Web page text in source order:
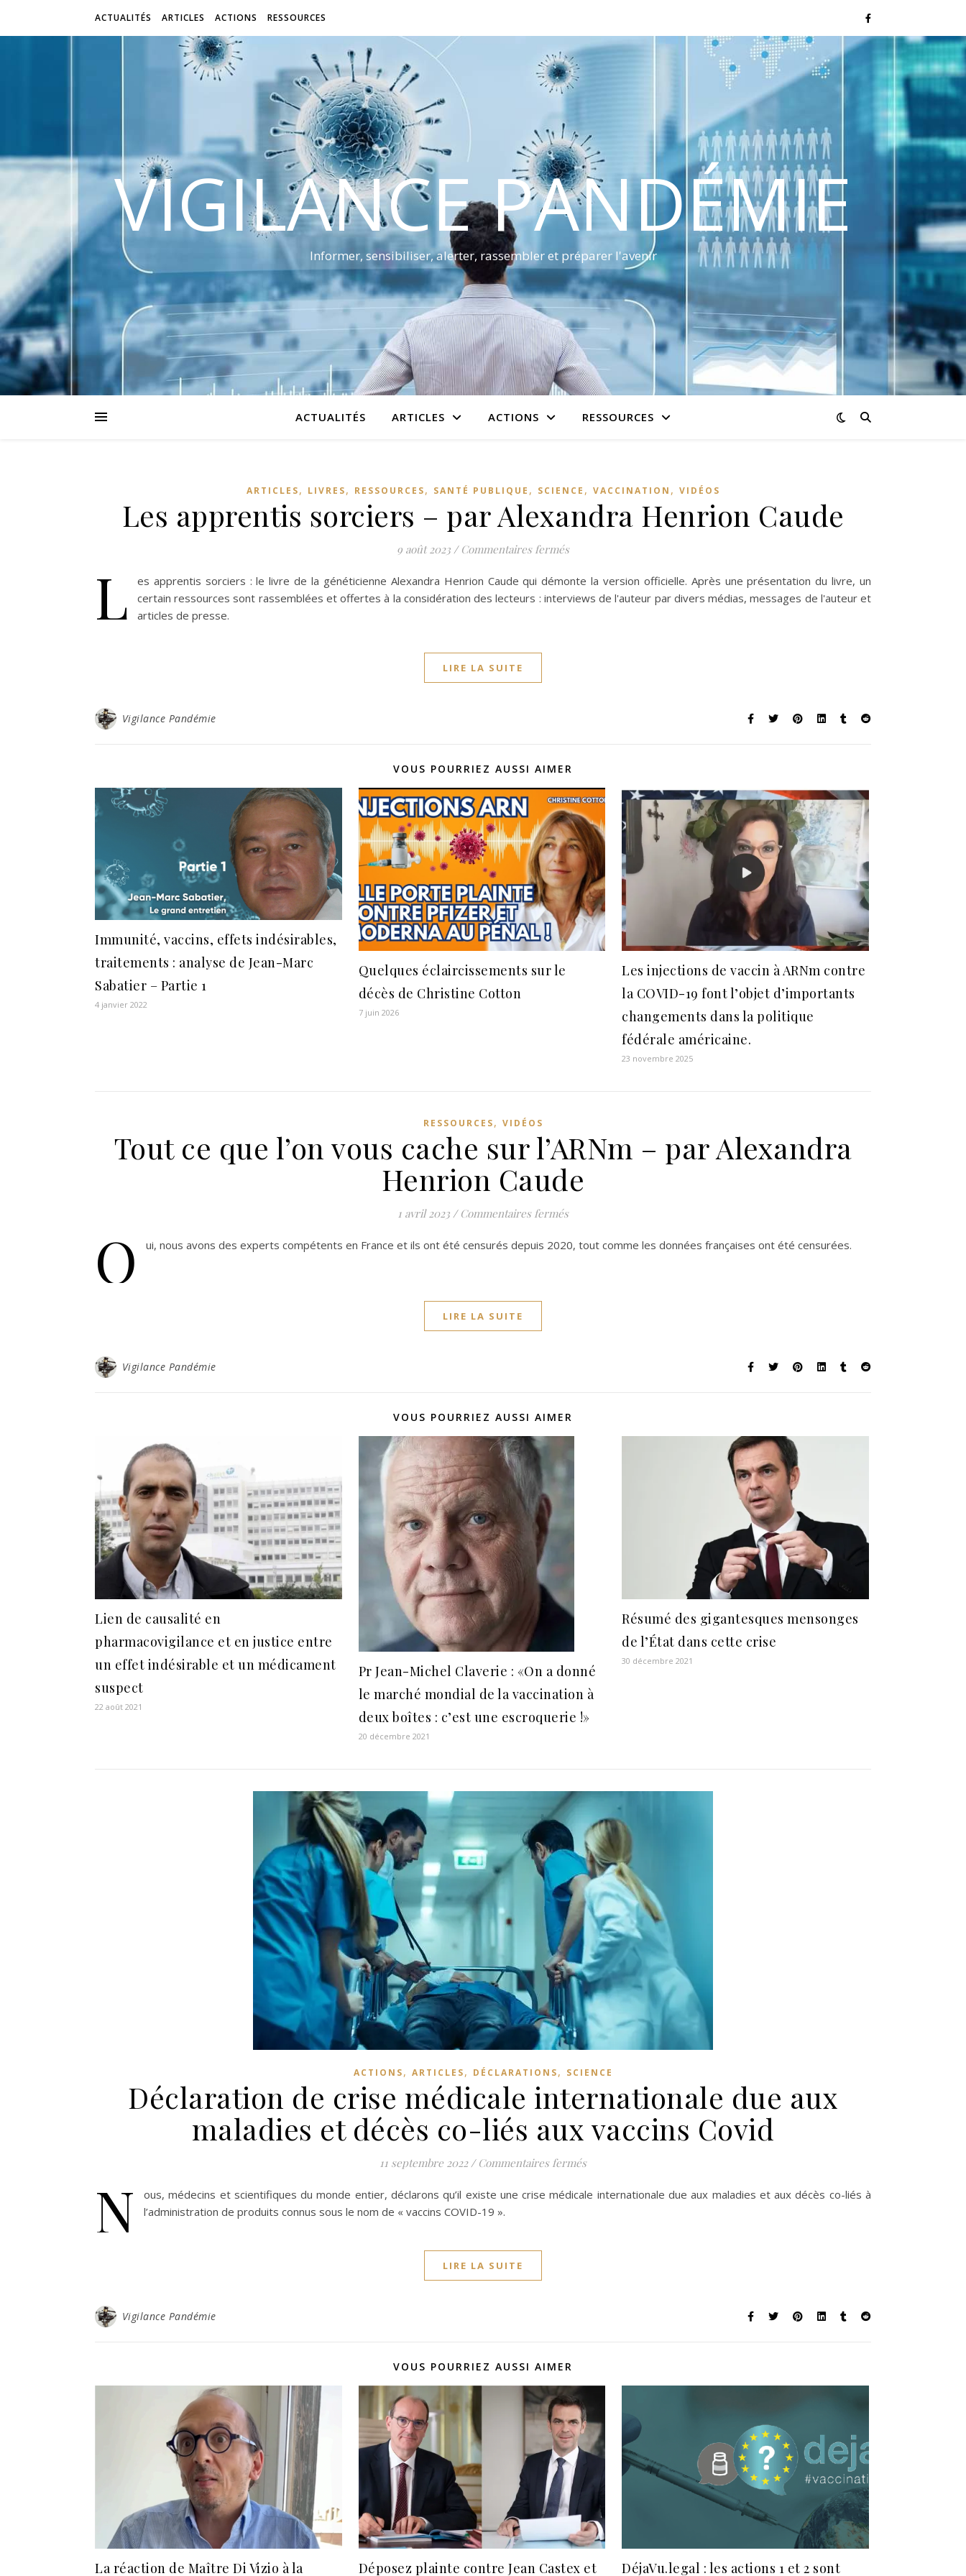
ACTUALITÉS ARTICLES ACTIONS RESSOURCES
VIGILANCE PANDÉMIE
Informer, sensibiliser, alerter, rassembler et préparer l'avenir
ACTUALITÉS ARTICLES ACTIONS RESSOURCES
ARTICLES, LIVRES, RESSOURCES, SANTÉ PUBLIQUE , SCIENCE , VACCINATION , VIDÉOS
Les apprentis sorciers – par Alexandra Henrion Caude
9 août 2023 / Commentaires ferméssur Les apprentis sorciers – par Alexandra Henrion Caude
L
es apprentis sorciers : le livre de la généticienne Alexandra Henrion Caude qui démonte la version officielle. Après une présentation du livre, un
certain ressources sont rassemblées et offertes à la considération des lecteurs : interviews de l'auteur par divers médias, messages de l'auteur et
articles de presse.
LIRE LA SUITE
Vigilance Pandémie
VOUS POURRIEZ AUSSI AIMER
Immunité, vaccins, effets indésirables,
traitements : analyse de Jean-Marc
Sabatier – Partie 1
4 janvier 2022
Quelques éclaircissements sur le
décès de Christine Cotton
7 juin 2026
Les injections de vaccin à ARNm contre
la COVID-19 font l’objet d’importants
changements dans la politique
fédérale américaine.
23 novembre 2025
RESSOURCES, VIDÉOS
Tout ce que l’on vous cache sur l’ARNm – par Alexandra
Henrion Caude
1 avril 2023 / Commentaires ferméssur Tout ce que l’on vous cache sur l’ARNm – par Alexandra Henrion Caude
O ui, nous avons des experts compétents en France et ils ont été censurés depuis 2020, tout comme les données françaises ont été censurées.
LIRE LA SUITE
Vigilance Pandémie
VOUS POURRIEZ AUSSI AIMER
Lien de causalité en
pharmacovigilance et en justice entre
un effet indésirable et un médicament
suspect
22 août 2021
Pr Jean-Michel Claverie : «On a donné
le marché mondial de la vaccination à
deux boîtes : c’est une escroquerie !»
20 décembre 2021
Résumé des gigantesques mensonges
de l’État dans cette crise
30 décembre 2021
ACTIONS, ARTICLES, DÉCLARATIONS, SCIENCE
Déclaration de crise médicale internationale due aux
maladies et décès co-liés aux vaccins Covid
11 septembre 2022 / Commentaires ferméssur Déclaration de crise médicale internationale due aux maladies et décès
N
ous, médecins et scientifiques du monde entier, déclarons qu’il existe une crise médicale internationale due aux maladies et aux décès co-liés à
l’administration de produits connus sous le nom de « vaccins COVID-19 ».
LIRE LA SUITE
Vigilance Pandémie
VOUS POURRIEZ AUSSI AIMER
La réaction de Maître Di Vizio à la Déposez plainte contre Jean Castex et DéjaVu.legal : les actions 1 et 2 sont